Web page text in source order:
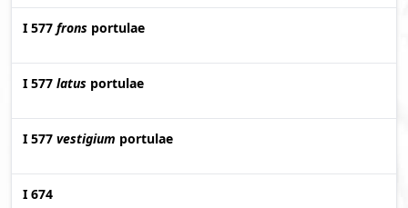
I 577 frons portulae
I 577 latus portulae
I 577 vestigium portulae
I 674